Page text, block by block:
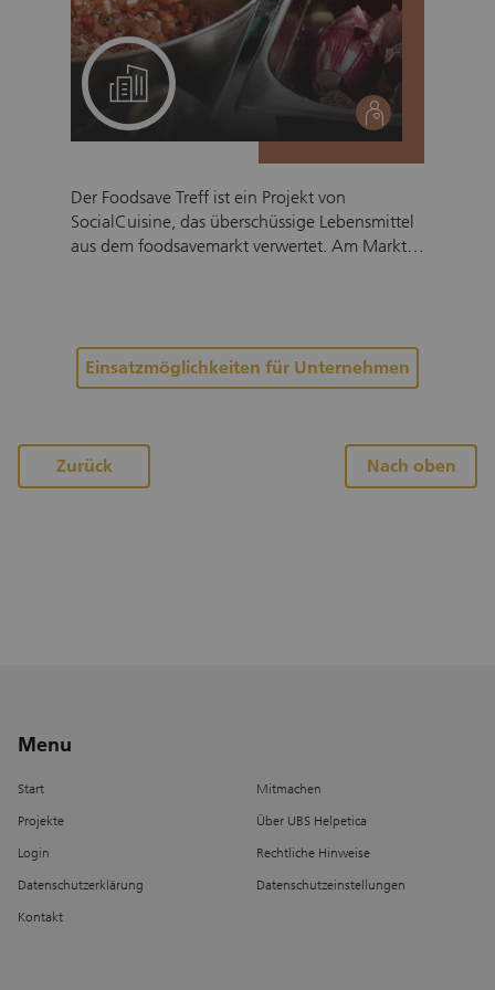
Ein Projekt für Ihr Team
social
Der Foodsave Treff ist ein Projekt von
SocialCuisine, das überschüssige Lebensmittel
aus dem foodsavemarkt verwertet. Am Markt
Lebensmittelverschwendung zu minimieren
und gleichzeitig sozial benachteiligte
Menschen zu unterstützen. Im halbtägigen
Früchteüberschüssen gemeinsam mindestens
100 Mahlzeiten für Menschen auf der Gasse
zu. Die Mahlzeiten gehen an die
Einsatzmöglichkeiten für Unternehmen
Zurück Nach oben
Menu
Start Mitmachen
Projekte Über UBS Helpetica
Login Rechtliche Hinweise
Datenschutzerklärung Datenschutzeinstellungen
Kontakt